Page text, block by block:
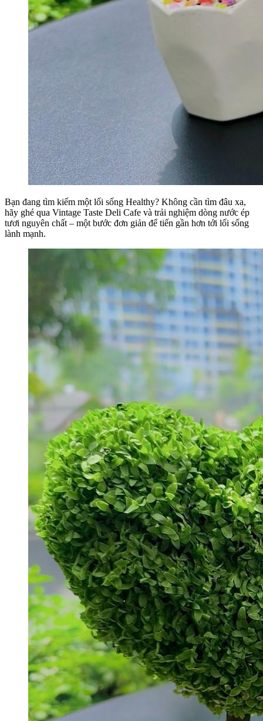
Bạn đang tìm kiếm một lối sống Healthy? Không cần tìm đâu xa,
hãy ghé qua Vintage Taste Deli Cafe và trải nghiệm dòng nước ép
tươi nguyên chất – một bước đơn giản để tiến gần hơn tới lối sống
lành mạnh.